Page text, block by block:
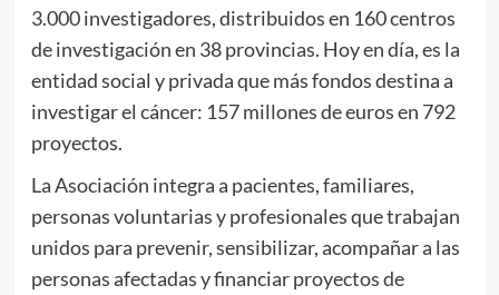
3.000 investigadores, distribuidos en 160 centros
de investigación en 38 provincias. Hoy en día, es la
entidad social y privada que más fondos destina a
investigar el cáncer: 157 millones de euros en 792
proyectos.
La Asociación integra a pacientes, familiares,
personas voluntarias y profesionales que trabajan
unidos para prevenir, sensibilizar, acompañar a las
personas afectadas y financiar proyectos de